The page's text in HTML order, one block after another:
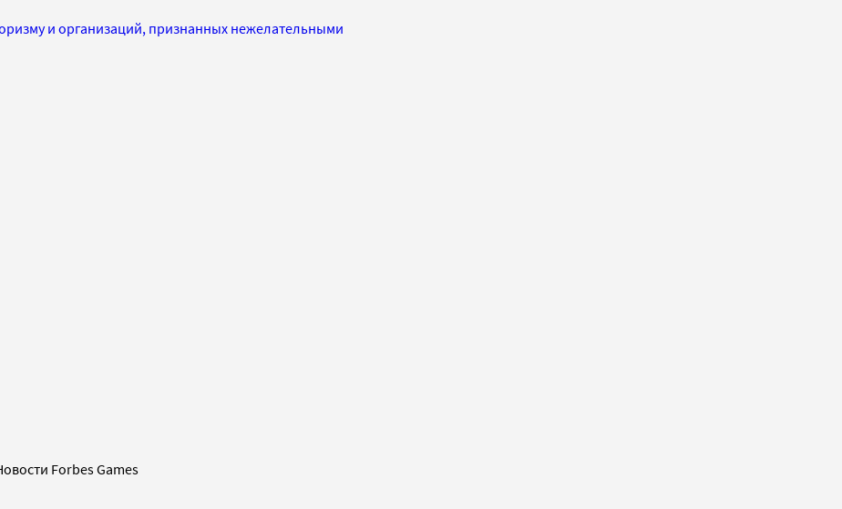
и организаций, признанных нежелательными
Forbes Games